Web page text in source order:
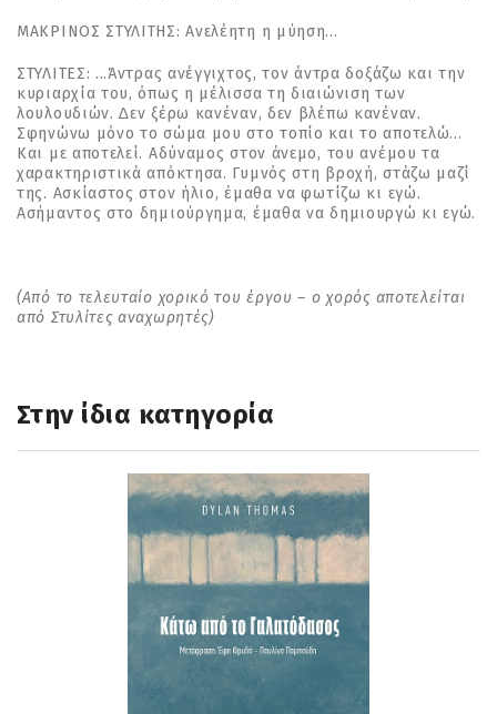
ΜΑΚΡΙΝΟΣ ΣΤΥΛΙΤΗΣ: Ανελέητη η µύηση...
ΣΤΥΛΙΤΕΣ: ...Άντρας ανέγγιχτος, τον άντρα δοξάζω και την
κυριαρχία του, όπως η µέλισσα τη διαιώνιση των
λουλουδιών. ∆εν ξέρω κανέναν, δεν βλέπω κανέναν.
Σφηνώνω µόνο το σώµα µου στο τοπίο και το αποτελώ...
Και µε αποτελεί. Αδύναµος στον άνεµο, του ανέµου τα
χαρακτηριστικά απόκτησα. Γυµνός στη βροχή, στάζω µαζί
της. Ασκίαστος στον ήλιο, έµαθα να φωτίζω κι εγώ.
Ασήµαντος στο δηµιούργηµα, έµαθα να δηµιουργώ κι εγώ.
(Από το τελευταίο χορικό του έργου – ο χορός αποτελείται
από Στυλίτες αναχωρητές)
Στην ίδια κατηγορία